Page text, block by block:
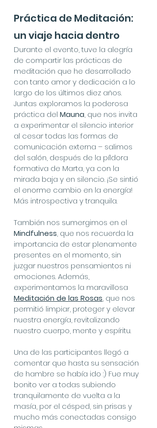
Práctica de Meditación:
un viaje hacia dentro
Durante el evento, tuve la alegría
de compartir las prácticas de
meditación que he desarrollado
con tanto amor y dedicación a lo
largo de los últimos diez años.
Juntas exploramos la poderosa
práctica del Mauna, que nos invita
a experimentar el silencio interior
al cesar todas las formas de
comunicación externa – salimos
del salón, después de la píldora
formativa de Marta, ya con la
mirada baja y en silencio. ¡Se sintió
el enorme cambio en la energía!
Más introspectiva y tranquila.
También nos sumergimos en el
Mindfulness, que nos recuerda la
importancia de estar plenamente
presentes en el momento, sin
juzgar nuestros pensamientos ni
emociones. Además,
experimentamos la maravillosa
Meditación de las Rosas, que nos
permitió limpiar, proteger y elevar
nuestra energía, revitalizando
nuestro cuerpo, mente y espíritu.
Una de las participantes llegó a
comentar que hasta su sensación
de hambre se había ido :) Fue muy
bonito ver a todas subiendo
tranquilamente de vuelta a la
masía, por el césped, sin prisas y
mucho más conectadas consigo